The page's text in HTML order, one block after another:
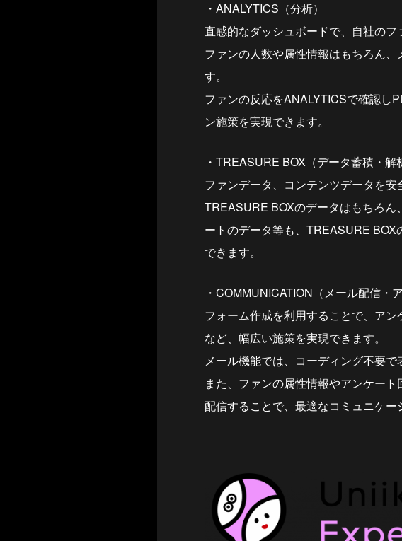
・ANALYTICS（分析）
直感的なダッシュボードで、自社のフ
ファンの人数や属性情報はもちろん
す。
ファンの反応をANALYTICSで確認し
ン施策を実現できます。
・TREASURE BOX（データ蓄積・解
ファンデータ、コンテンツデータを安
TREASURE BOXのデータはもちろ
ートのデータ等も、TREASURE
できます。
・COMMUNICATION（メール配信・
フォーム作成を利用することで、ア
など、幅広い施策を実現できます。
メール機能では、コーディング不要で
また、ファンの属性情報やアンケー
配信することで、最適なコミュニケー